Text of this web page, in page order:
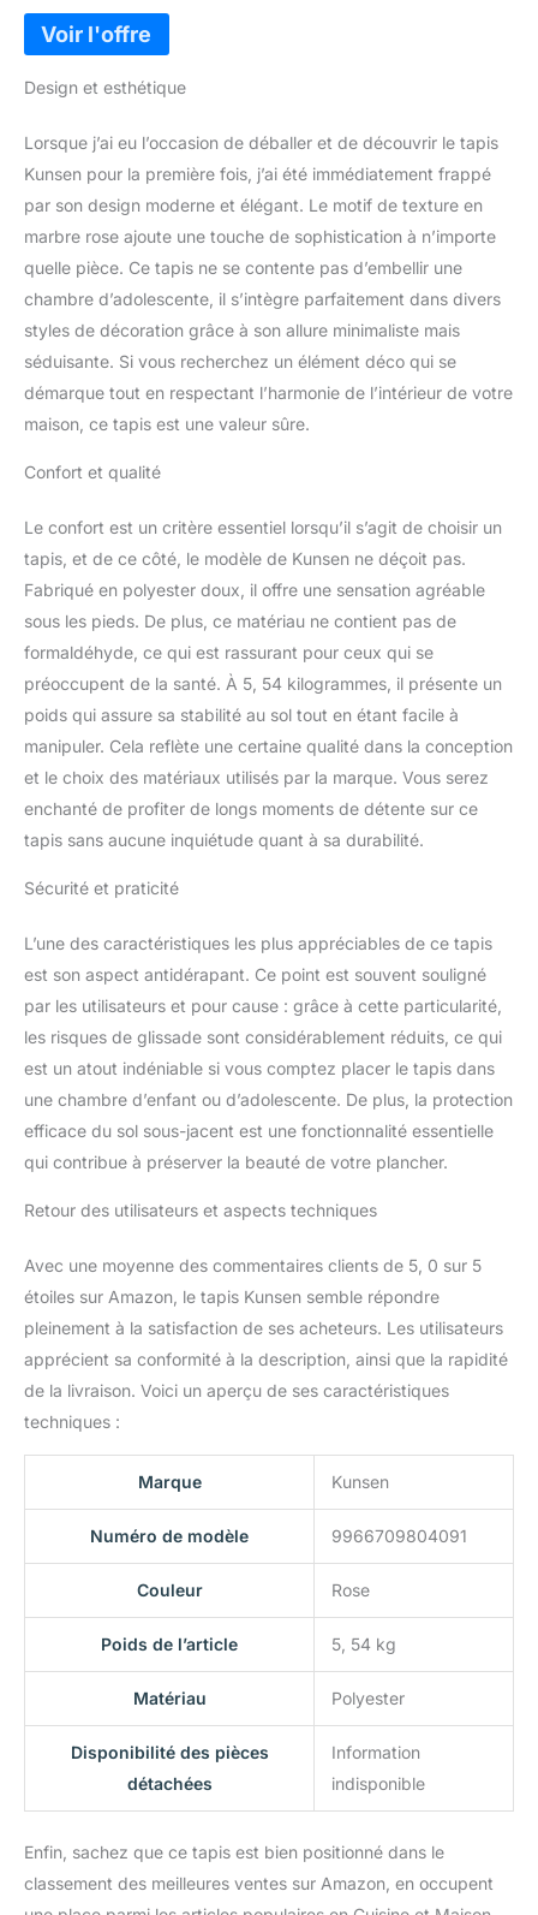
Design et esthétique
Lorsque j’ai eu l’occasion de déballer et de découvrir le tapis
Kunsen pour la première fois, j’ai été immédiatement frappé
par son design moderne et élégant. Le motif de texture en
marbre rose ajoute une touche de sophistication à n’importe
quelle pièce. Ce tapis ne se contente pas d’embellir une
chambre d’adolescente, il s’intègre parfaitement dans divers
styles de décoration grâce à son allure minimaliste mais
séduisante. Si vous recherchez un élément déco qui se
démarque tout en respectant l’harmonie de l’intérieur de votre
maison, ce tapis est une valeur sûre.
Confort et qualité
Le confort est un critère essentiel lorsqu’il s’agit de choisir un
tapis, et de ce côté, le modèle de Kunsen ne déçoit pas.
Fabriqué en polyester doux, il offre une sensation agréable
sous les pieds. De plus, ce matériau ne contient pas de
formaldéhyde, ce qui est rassurant pour ceux qui se
préoccupent de la santé. À 5, 54 kilogrammes, il présente un
poids qui assure sa stabilité au sol tout en étant facile à
manipuler. Cela reflète une certaine qualité dans la conception
et le choix des matériaux utilisés par la marque. Vous serez
enchanté de profiter de longs moments de détente sur ce
tapis sans aucune inquiétude quant à sa durabilité.
Sécurité et praticité
L’une des caractéristiques les plus appréciables de ce tapis
est son aspect antidérapant. Ce point est souvent souligné
par les utilisateurs et pour cause : grâce à cette particularité,
les risques de glissade sont considérablement réduits, ce qui
est un atout indéniable si vous comptez placer le tapis dans
une chambre d’enfant ou d’adolescente. De plus, la protection
efficace du sol sous-jacent est une fonctionnalité essentielle
qui contribue à préserver la beauté de votre plancher.
Retour des utilisateurs et aspects techniques
Avec une moyenne des commentaires clients de 5, 0 sur 5
étoiles sur Amazon, le tapis Kunsen semble répondre
pleinement à la satisfaction de ses acheteurs. Les utilisateurs
apprécient sa conformité à la description, ainsi que la rapidité
de la livraison. Voici un aperçu de ses caractéristiques
techniques :
Marque Kunsen
Numéro de modèle 9966709804091
Couleur Rose
Poids de l’article 5, 54 kg
Matériau Polyester
Disponibilité des pièces
détachées
Information
indisponible
Enfin, sachez que ce tapis est bien positionné dans le
classement des meilleures ventes sur Amazon, en occupent